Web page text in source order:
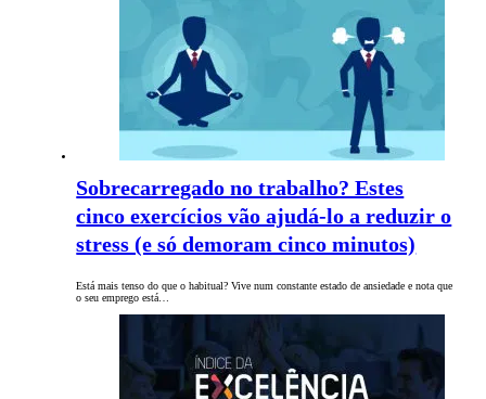
Sobrecarregado no trabalho? Estes
cinco exercícios vão ajudá-lo a reduzir o
stress (e só demoram cinco minutos)
Está mais tenso do que o habitual? Vive num constante estado de ansiedade e nota que
o seu emprego está…